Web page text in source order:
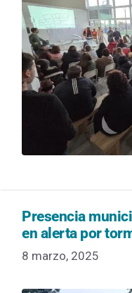
Presencia
en alerta por
8 marzo, 2025